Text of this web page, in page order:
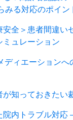
みる対応のポイン
安全＞患者間違い
ミュレーション
ディエーションへ
が知っておきたい
院内トラブル対